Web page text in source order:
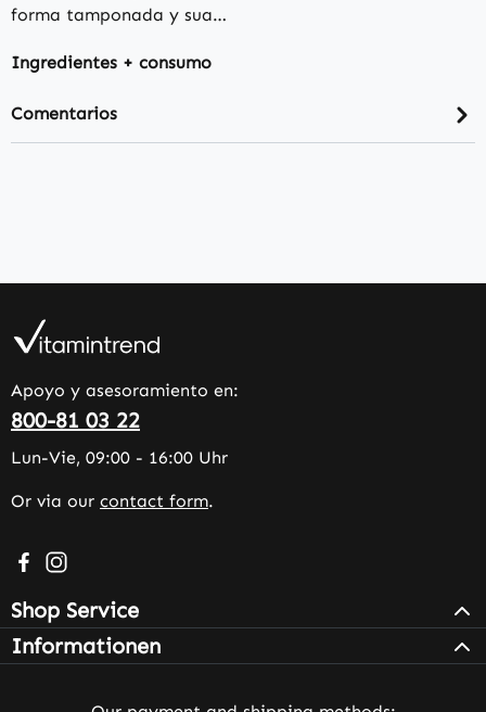
forma tamponada y sua…
Ingredientes + consumo
Comentarios
Apoyo y asesoramiento en:
800-81 03 22
Lun-Vie, 09:00 - 16:00 Uhr
Or via our contact form.
Visit us on Facebook – opens in a new browser tab
Check us out on Instagram – opens in a new
Shop Service
Informationen